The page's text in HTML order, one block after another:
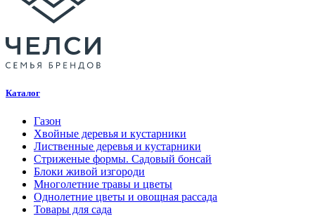
Каталог
Газон
Хвойные деревья и кустарники
Лиственные деревья и кустарники
Стриженые формы. Садовый бонсай
Блоки живой изгороди
Многолетние травы и цветы
Однолетние цветы и овощная рассада
Товары для сада